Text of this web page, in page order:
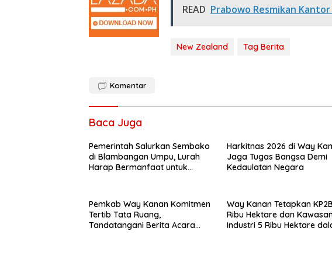
READ Prabowo Resmikan
New Zealand Tag Berita
Komentar
Baca Juga
Pemerintah Salurkan Sembako
di Blambangan Umpu, Lurah
Harap Bermanfaat untuk
Harkitnas 2026 di Way
Jaga Tugas Bangsa Demi
Kedaulatan Negara
Pemkab Way Kanan Komitmen
Tertib Tata Ruang,
Tandatangani Berita Acara
Way Kanan Tetapkan
Ribu Hektare dan
Industri 5 Ribu Hektare